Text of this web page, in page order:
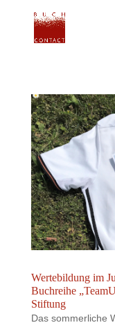
Wertebildung im
Buchreihe
Stiftung
Das sommerliche